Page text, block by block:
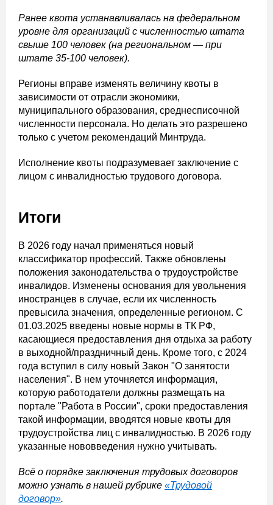
Ранее квота устанавливалась на федеральном
уровне для организаций с численностью штата
свыше 100 человек (на региональном — при
штате 35-100 человек).
Регионы вправе изменять величину квоты в
зависимости от отрасли экономики,
муниципального образования, среднесписочной
численности персонала. Но делать это разрешено
только с учетом рекомендаций Минтруда.
Исполнение квоты подразумевает заключение с
лицом с инвалидностью трудового договора.
Итоги
В 2026 году начал применяться новый
классификатор профессий. Также обновлены
положения законодательства о трудоустройстве
инвалидов. Изменены основания для увольнения
иностранцев в случае, если их численность
превысила значения, определенные регионом. С
01.03.2025 введены новые нормы в ТК РФ,
касающиеся предоставления дня отдыха за работу
в выходной/праздничный день. Кроме того, с 2024
года вступил в силу новый Закон "О занятости
населения". В нем уточняется информация,
которую работодатели должны размещать на
портале "Работа в России", сроки предоставления
такой информации, вводятся новые квоты для
трудоустройства лиц с инвалидностью. В 2026 году
указанные нововведения нужно учитывать.
Всё о порядке заключения трудовых договоров
можно узнать в нашей рубрике «Трудовой
договор».